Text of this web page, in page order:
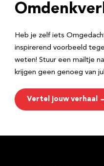
e
Heb je zelf iets
inspirerend voorbeeld
weten! Stuur een mailtje
krijgen geen genoeg van
Vertel jouw verhaal